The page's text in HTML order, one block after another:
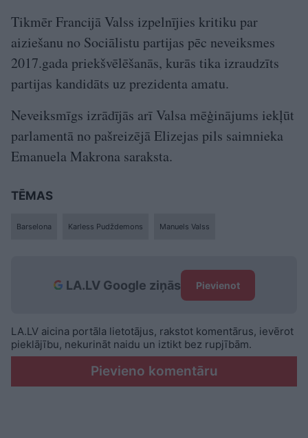
Tikmēr Francijā Valss izpelnījies kritiku par
aiziešanu no Sociālistu partijas pēc neveiksmes
2017.gada priekšvēlēšanās, kurās tika izraudzīts
partijas kandidāts uz prezidenta amatu.
Neveiksmīgs izrādījās arī Valsa mēģinājums iekļūt
parlamentā no pašreizējā Elizejas pils saimnieka
Emanuela Makrona saraksta.
TĒMAS
Barselona Karless Pudždemons Manuels Valss
LA.LV Google ziņās Pievienot
LA.LV aicina portāla lietotājus, rakstot komentārus, ievērot
pieklājību, nekurināt naidu un iztikt bez rupjībām.
Pievieno komentāru